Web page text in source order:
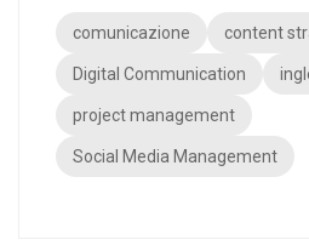
comunicazione content
Digital Communication
project management
Social Media Management